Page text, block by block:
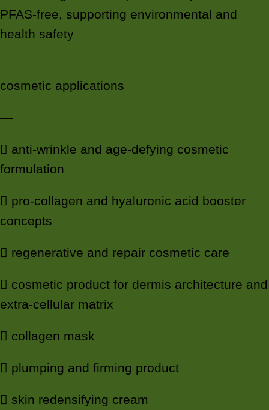
PFAS-free, supporting environmental and
health safety
cosmetic applications
—
 anti-wrinkle and age-defying cosmetic
formulation
 pro-collagen and hyaluronic acid booster
concepts
 regenerative and repair cosmetic care
 cosmetic product for dermis architecture and
extra-cellular matrix
 collagen mask
 plumping and firming product
 skin redensifying cream